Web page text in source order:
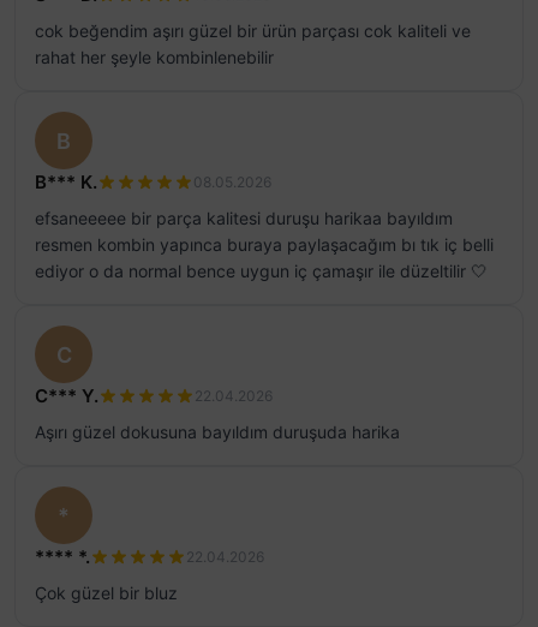
cok beğendim aşırı güzel bir ürün parçası cok kaliteli ve
rahat her şeyle kombinlenebilir
B
B*** K. 08.05.2026
efsaneeeee bir parça kalitesi duruşu harikaa bayıldım
resmen kombin yapınca buraya paylaşacağım bı tık iç belli
ediyor o da normal bence uygun iç çamaşır ile düzeltilir 🤍
C
C*** Y. 22.04.2026
Aşırı güzel dokusuna bayıldım duruşuda harika
*
**** *. 22.04.2026
Çok güzel bir bluz